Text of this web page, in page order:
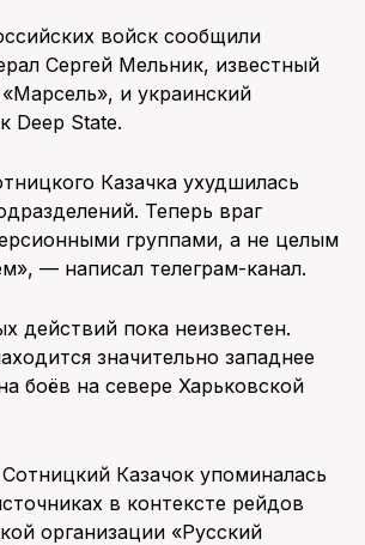
войск сообщили
Сергей Мельник, известный
и украинский
Deep State.
Казачка ухудшилась
Теперь враг
группами, а не целым
— написал телеграм-канал.
действий пока неизвестен.
значительно западнее
боёв на севере Харьковской
Казачок упоминалась
в контексте рейдов
организации «Русский